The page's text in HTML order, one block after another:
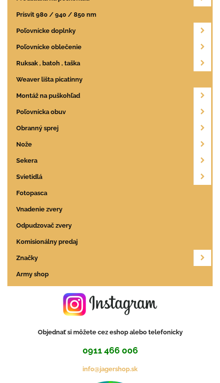
Prísvit 980 / 940 / 850 nm
Poľovnícke doplnky
Poľovnícke oblečenie
Ruksak , batoh , taška
Weaver lišta picatinny
Montáž na puškohľad
Poľovnícka obuv
Obranný sprej
Nože
Sekera
Svietidlá
Fotopasca
Vnadenie zvery
Odpudzovač zvery
Komisionálny predaj
Značky
Army shop
Objednať si môžete cez eshop alebo telefonicky
0911 466 006
info@jagershop.sk